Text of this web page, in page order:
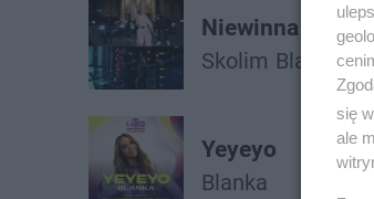
Niewinna
Skolim Blanka
Yeyeyo
Blanka
się
ale